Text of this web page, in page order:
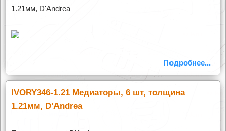
1.21мм, D'Andrea
Подробнее...
IVORY346-1.21 Медиаторы, 6 шт, толщина
1.21мм, D'Andrea